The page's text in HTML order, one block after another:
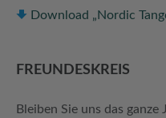
Download „Nordic
FREUNDES­KREIS
Bleiben Sie uns das